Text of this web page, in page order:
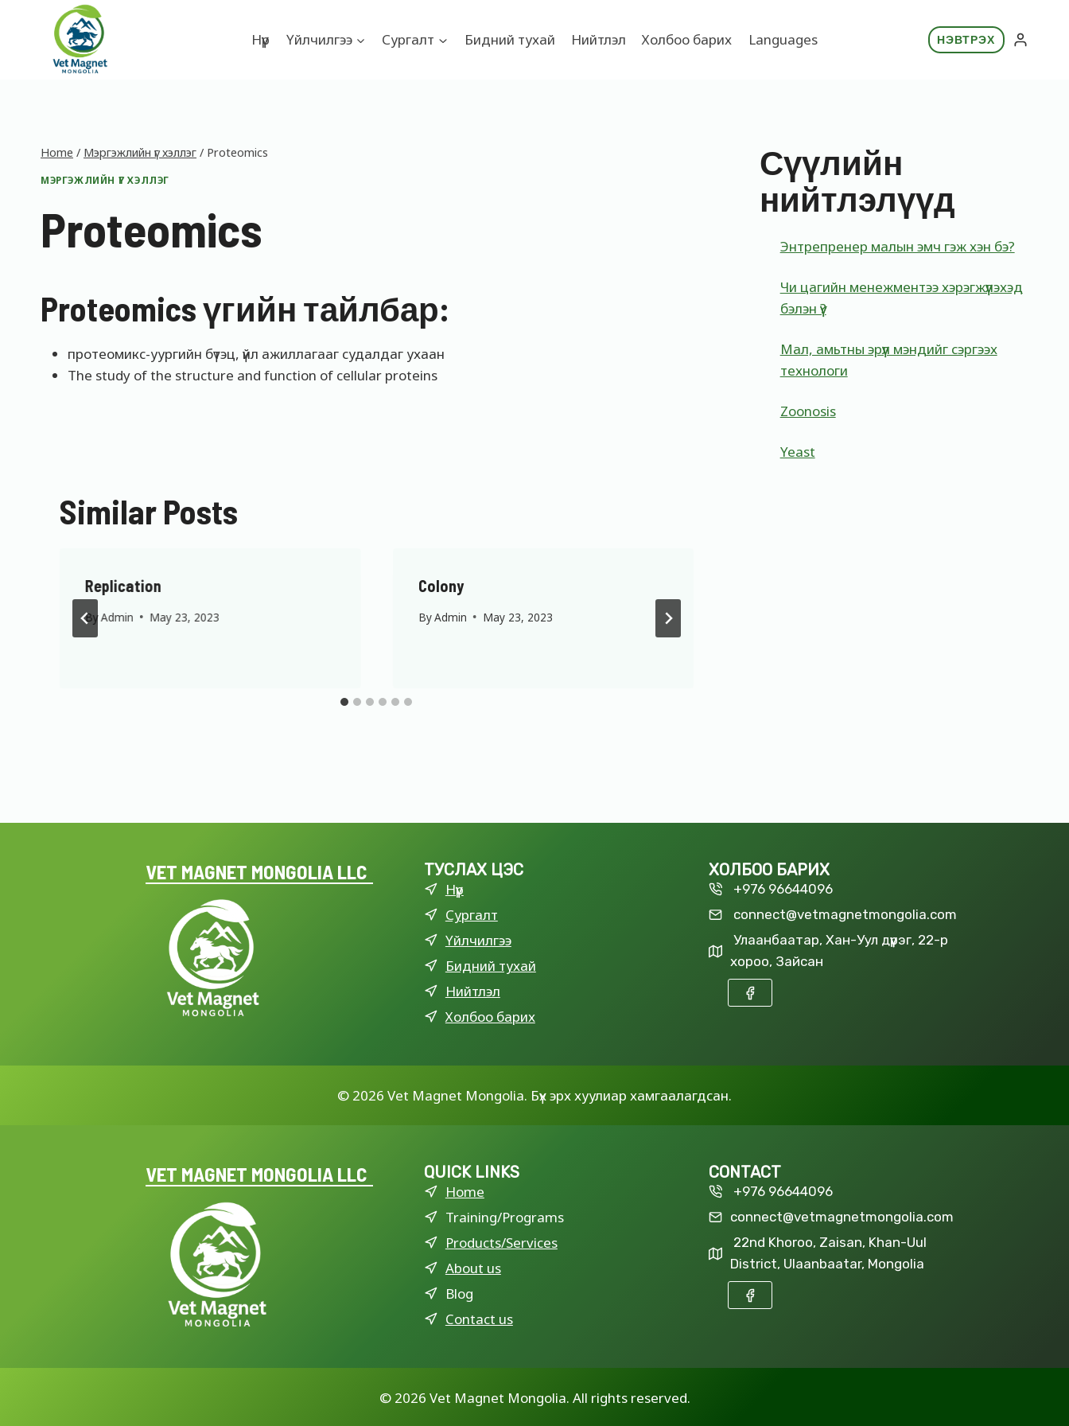
Нүүр Үйлчилгээ Сургалт Бидний тухай Нийтлэл Холбоо барих Languages НЭВТРЭХ
Home / Мэргэжлийн үг хэллэг / Proteomics
МЭРГЭЖЛИЙН ҮГ ХЭЛЛЭГ
Proteomics
Proteomics үгийн тайлбар:
протеомикс-уургийн бүтэц, үйл ажиллагааг судалдаг ухаан
The study of the structure and function of cellular proteins
Similar Posts
Replication
ByAdmin May 23, 2023
Colony
ByAdmin May 23, 2023
Сүүлийн
нийтлэлүүд
Энтрепренер малын эмч гэж хэн бэ?
Чи цагийн менежментээ хэрэгжүүлэхэд
бэлэн үү?
Мал, амьтны эрүүл мэндийг сэргээх
технологи
Zoonosis
Yeast
VET MAGNET MONGOLIA LLC ТУСЛАХ ЦЭС
Нүүр
Сургалт
Үйлчилгээ
Бидний тухай
Нийтлэл
Холбоо барих
ХОЛБОО БАРИХ
+976 96644096
connect@vetmagnetmongolia.com
Улаанбаатар, Хан-Уул дүүрэг, 22-р
хороо, Зайсан
© 2026 Vet Magnet Mongolia. Бүх эрх хуулиар хамгаалагдсан.
VET MAGNET MONGOLIA LLC QUICK LINKS
Home
Training/Programs
Products/Services
About us
Blog
Contact us
CONTACT
+976 96644096
connect@vetmagnetmongolia.com
22nd Khoroo, Zaisan, Khan-Uul
District, Ulaanbaatar, Mongolia
© 2026 Vet Magnet Mongolia. All rights reserved.